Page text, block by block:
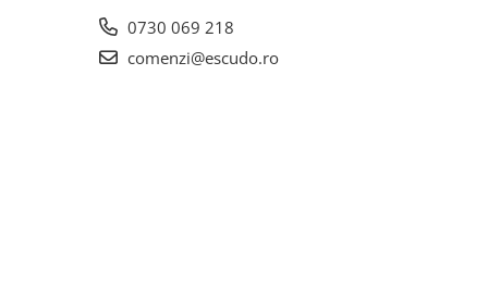
0730 069 218
comenzi@escudo.ro